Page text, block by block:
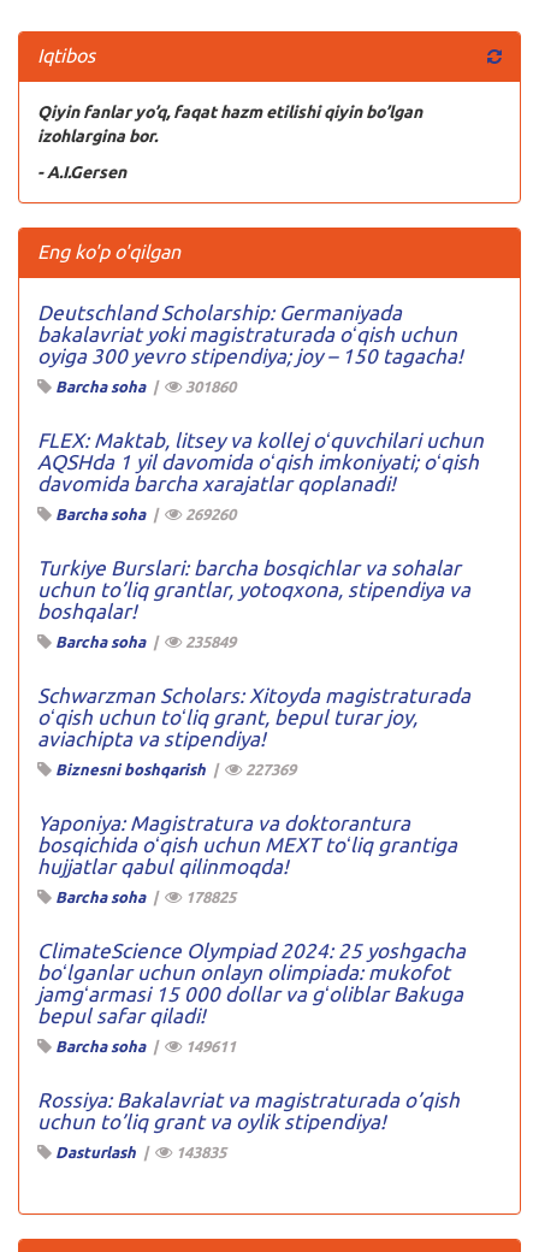
Iqtibos
Qiyin fanlar yo’q, faqat hazm etilishi qiyin bo’lgan
izohlargina bor.
- A.I.Gersen
Eng ko'p o'qilgan
Deutschland Scholarship: Germaniyada
bakalavriat yoki magistraturada oʻqish uchun
oyiga 300 yevro stipendiya; joy – 150 tagacha!
Barcha soha| 301860
FLEX: Maktab, litsey va kollej oʻquvchilari uchun
AQSHda 1 yil davomida oʻqish imkoniyati; oʻqish
davomida barcha xarajatlar qoplanadi!
Barcha soha| 269260
Turkiye Burslari: barcha bosqichlar va sohalar
uchun to’liq grantlar, yotoqxona, stipendiya va
boshqalar!
Barcha soha| 235849
Schwarzman Scholars: Xitoyda magistraturada
oʻqish uchun toʻliq grant, bepul turar joy,
aviachipta va stipendiya!
Biznesni boshqarish | 227369
Yaponiya: Magistratura va doktorantura
bosqichida oʻqish uchun MEXT toʻliq grantiga
hujjatlar qabul qilinmoqda!
Barcha soha| 178825
ClimateScience Olympiad 2024: 25 yoshgacha
boʻlganlar uchun onlayn olimpiada: mukofot
jamgʻarmasi 15 000 dollar va gʻoliblar Bakuga
bepul safar qiladi!
Barcha soha| 149611
Rossiya: Bakalavriat va magistraturada o’qish
uchun to’liq grant va oylik stipendiya!
Dasturlash | 143835